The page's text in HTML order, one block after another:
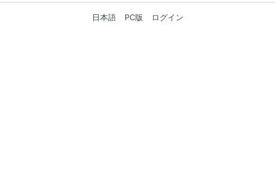
日本語 PC版 ログイン